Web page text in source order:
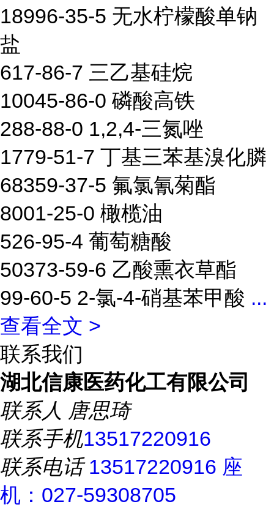
18996-35-5 无水柠檬酸单钠
盐
617-86-7 三乙基硅烷
10045-86-0 磷酸高铁
288-88-0 1,2,4-三氮唑
1779-51-7 丁基三苯基溴化膦
68359-37-5 氟氯氰菊酯
8001-25-0 橄榄油
526-95-4 葡萄糖酸
50373-59-6 乙酸熏衣草酯
99-60-5 2-氯-4-硝基苯甲酸 ...
查看全文 >
联系我们
湖北信康医药化工有限公司
联系人 唐思琦
联系手机13517220916
联系电话13517220916 座
机：027-59308705